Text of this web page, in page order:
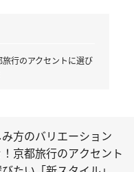
行のアクセントに選び
方のバリエーション
京都旅行のアクセント